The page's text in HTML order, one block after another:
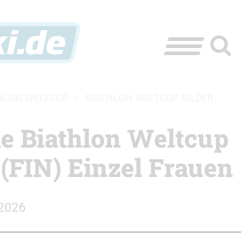
Biathlon Weltcup
Einzel Frauen